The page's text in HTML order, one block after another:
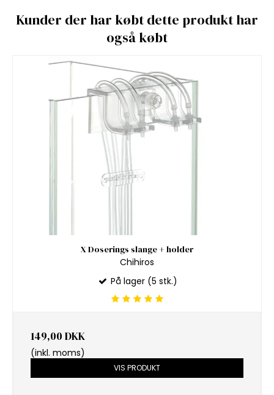
Kunder der har købt dette produkt har
også købt
X Doserings slange + holder
Chihiros
På lager (5 stk.)
149,00 DKK
(inkl. moms)
VIS PRODUKT